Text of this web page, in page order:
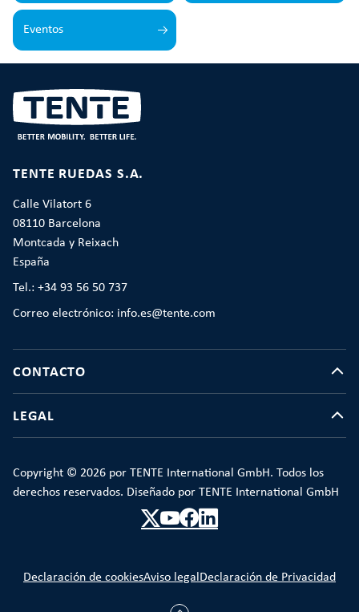
Eventos
TENTE RUEDAS S.A.
Calle Vilatort 6
08110 Barcelona
Montcada y Reixach
España
Tel.: +34 93 56 50 737
Correo electrónico: info.es@tente.com
CONTACTO
LEGAL
Copyright © 2026 por TENTE International GmbH. Todos los
derechos reservados. Diseñado por TENTE International GmbH
Declaración de cookiesAviso legal Declaración de Privacidad